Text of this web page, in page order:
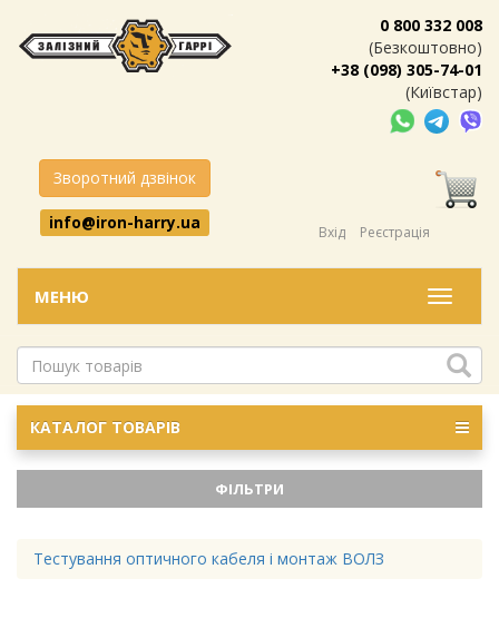
0 800 332 008
(Безкоштовно)
+38 (098) 305-74-01
(Київстар)
Зворотний дзвінок
info@iron-harry.ua
Вхід Реєстрація
Меню
МЕНЮ
КАТАЛОГ ТОВАРІВ
ФІЛЬТРИ
Тестування оптичного кабеля і монтаж ВОЛЗ